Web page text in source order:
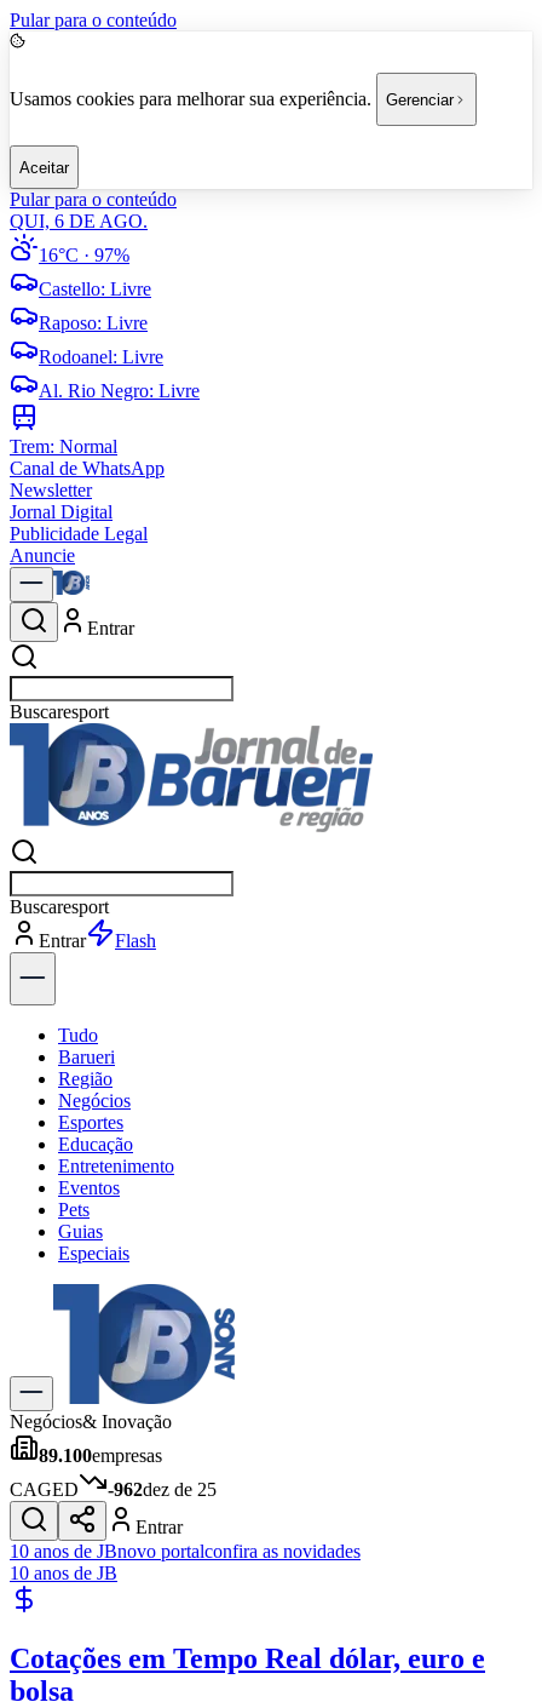
Pular para o conteúdo
Usamos cookies para melhorar sua experiência. Gerenciar
Aceitar
Pular para o conteúdo
QUI, 6 DE AGO.
16°C · 97%
Castello: Livre
Raposo: Livre
Rodoanel: Livre
Al. Rio Negro: Livre
Trem: Normal
Canal de WhatsApp
Newsletter
Jornal Digital
Publicidade Legal
Anuncie
Entrar
Buscarp
Buscarp
Entrar
Explorar
Tudo
Barueri
Região
Negócios
Esportes
Educação
Entretenimento
Eventos
Pets
Guias
Especiais
Explore Tudo
Últimas Notícias
Previsão do Tempo
Trânsito e Rotas
Dia a Dia & Lazer
Gastronomia
Cinema & Shows
JogosNovo
Para Sua Empresa
Publicidade Legal
Política
Negócios& Inovação
89.100empresas
CAGED
-962dez de 25
Entrar
10 anos de JBnovo portalconfira as novidades
10 anos de JB
Cotações em Tempo Real dólar, euro e
bolsa